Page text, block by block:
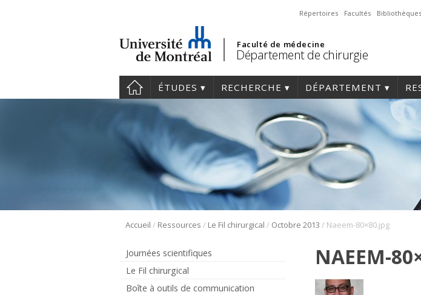
Répertoires Facultés Bibliothèques
Faculté de médecine
Département de chirurgie
ÉTUDES RECHERCHE DÉPARTEMENT
Accueil / Ressources / Le Fil chirurgical / Octobre 2013 / Naeem-80×80.jpg
Journées scientifiques
Le Fil chirurgical
Boîte à outils de communication
NAEEM-